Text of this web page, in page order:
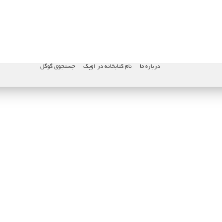
درباره ما نام کتابخانه در اوپک جستجوی گوگل